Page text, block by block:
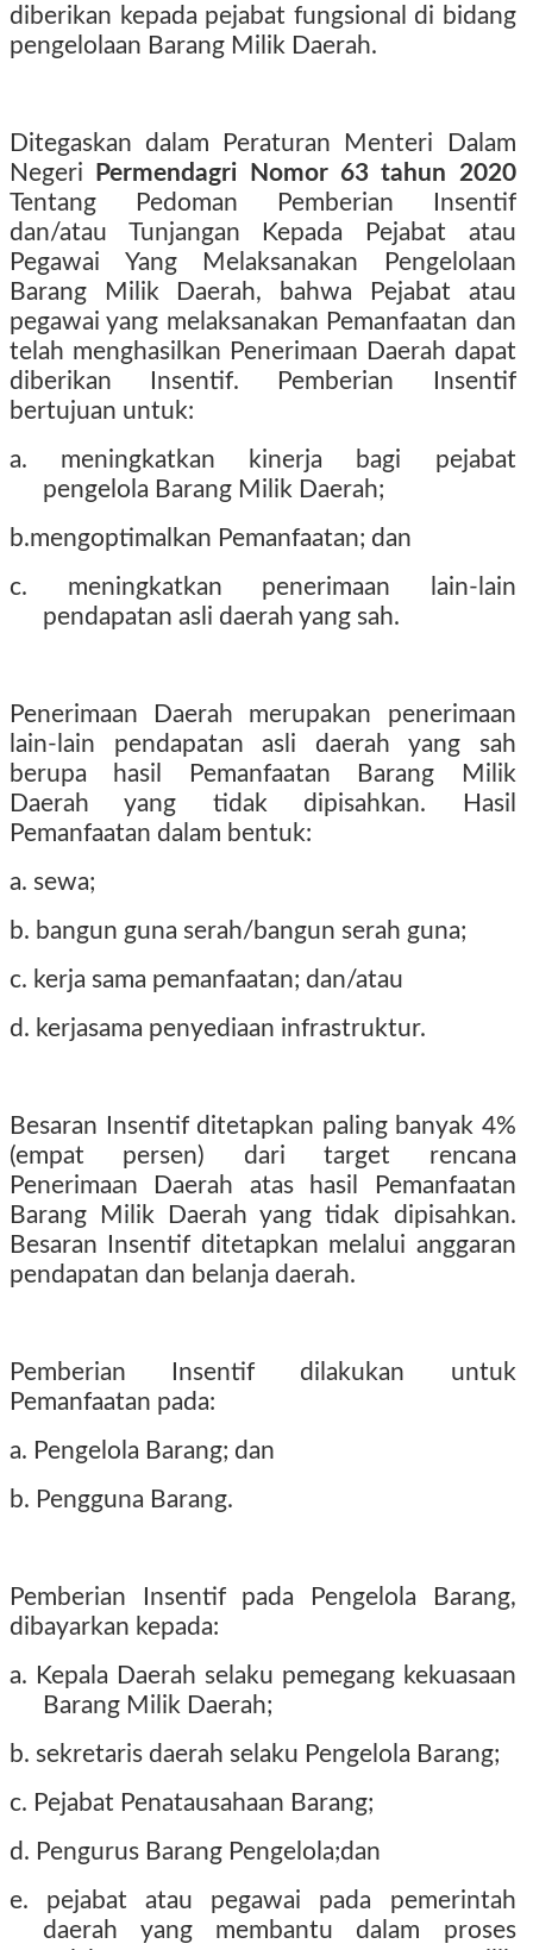
diberikan kepada pejabat fungsional di bidang
pengelolaan Barang Milik Daerah.
Ditegaskan dalam Peraturan Menteri Dalam
Negeri
Permendagri Nomor 63 tahun 2020
Tentang Pedoman Pemberian Insentif
dan/atau Tunjangan Kepada Pejabat atau
Pegawai Yang Melaksanakan Pengelolaan
Barang Milik Daerah, bahwa Pejabat atau
pegawai yang melaksanakan Pemanfaatan dan
telah menghasilkan Penerimaan Daerah dapat
diberikan Insentif. Pemberian Insentif
bertujuan untuk:
a. meningkatkan kinerja bagi pejabat
pengelola Barang Milik Daerah;
b.mengoptimalkan Pemanfaatan; dan
c. meningkatkan penerimaan lain-lain
pendapatan asli daerah yang sah.
Penerimaan Daerah merupakan penerimaan
lain-lain pendapatan asli daerah yang sah
berupa hasil Pemanfaatan Barang Milik
Daerah yang tidak dipisahkan. Hasil
Pemanfaatan dalam bentuk:
a. sewa;
b. bangun guna serah/bangun serah guna;
c. kerja sama pemanfaatan; dan/atau
d. kerjasama penyediaan infrastruktur.
Besaran Insentif ditetapkan paling banyak 4%
(empat persen) dari target rencana
Penerimaan Daerah atas hasil Pemanfaatan
Barang Milik Daerah yang tidak dipisahkan.
Besaran Insentif ditetapkan melalui anggaran
pendapatan dan belanja daerah.
Pemberian Insentif dilakukan untuk
Pemanfaatan pada:
a. Pengelola Barang; dan
b. Pengguna Barang.
Pemberian Insentif pada Pengelola Barang,
dibayarkan kepada:
a. Kepala Daerah selaku pemegang kekuasaan
Barang Milik Daerah;
b. sekretaris daerah selaku Pengelola Barang;
c. Pejabat Penatausahaan Barang;
d. Pengurus Barang Pengelola;dan
e. pejabat atau pegawai pada pemerintah
daerah yang membantu dalam proses